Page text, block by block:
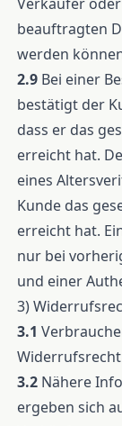
beauftragten
werden
2.9 Bei einer
bestätigt der
dass er das
erreicht hat.
eines
Kunde das
erreicht hat.
nur bei
und einer
3)
3.1
3.2 Nähere
ergeben sich